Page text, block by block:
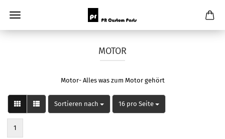
MOTOR
Motor- Alles was zum Motor gehört
Sortieren nach
Sortieren nach 16 pro Seite
pro Seite
1